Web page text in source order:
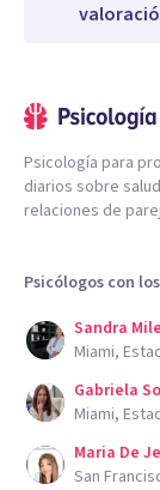
Psicología para
diarios sobre
relaciones de
Psicólogos con
Sandra
Miami,
Gabriela
Miami,
Maria De
San